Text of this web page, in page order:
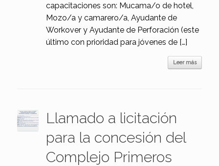
capacitaciones son: Mucama/o de hotel,
Mozo/a y camarero/a, Ayudante de
Workover y Ayudante de Perforación (este
último con prioridad para jóvenes de […]
Leer más
Llamado a licitación
para la concesión del
Complejo Primeros